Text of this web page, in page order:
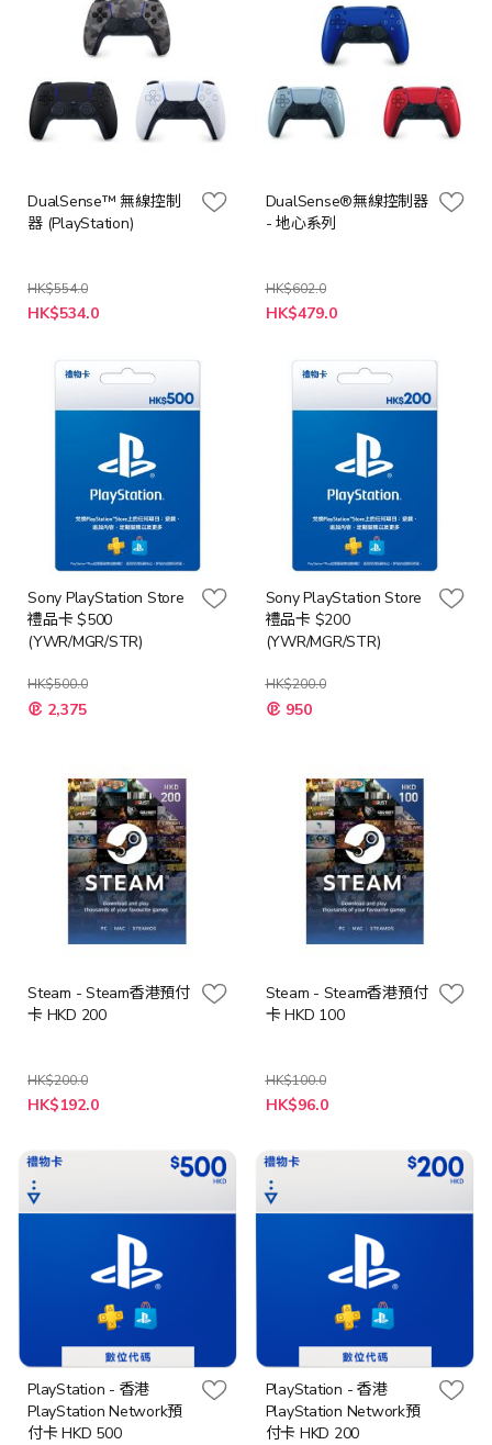
DualSense™ 無線控制
器 (PlayStation)
HK$554.0
HK$534.0
DualSense®無線控制器
- 地心系列
HK$602.0
HK$479.0
Sony PlayStation Store
禮品卡 $500
(YWR/MGR/STR)
HK$500.0
2,375
Sony PlayStation Store
禮品卡 $200
(YWR/MGR/STR)
HK$200.0
950
Steam - Steam香港預付
卡 HKD 200
HK$200.0
特
殊
HK$192.0
Steam - Steam香港預付
卡 HKD 100
HK$100.0
特
殊
HK$96.0
PlayStation - 香港
PlayStation Network預
付卡 HKD 500
PlayStation - 香港
PlayStation Network預
付卡 HKD 200